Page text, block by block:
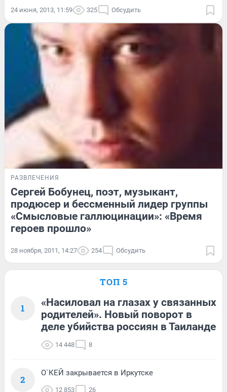
24 июня, 2013, 11:59 325 Обсудить
РАЗВЛЕЧЕНИЯ
Сергей Бобунец, поэт, музыкант,
продюсер и бессменный лидер группы
«Смысловые галлюцинации»: «Время
героев прошло»
28 ноября, 2011, 14:27 254 Обсудить
ТОП 5
1
«Насиловал на глазах у связанных
родителей». Новый поворот в
деле убийства россиян в Таиланде
14 448 8
2
О`КЕЙ закрывается в Иркутске
12 853 26